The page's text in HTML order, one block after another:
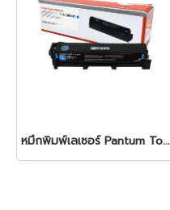
หมึกพิมพ์เลเซอร์ Pantum Toner Drum CTL-2000 HC Cyanหมึกสีดำ ใช้สำหรับเครื่องพิมพ์ : Pantum รุ่น CP2200 CM2200 Series ปริมาณการพิมพ์ 5% ลงบนกระดาษ A4 พิมพ์ได้ 3,500 แผ่น